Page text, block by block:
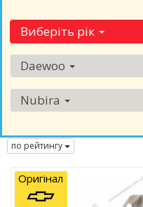
Виберіть рік
Daewoo
Nubira
по рейтингу
Оригінал